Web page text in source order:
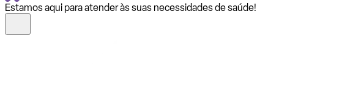
Estamos aqui para atender às suas necessidades de saúde!